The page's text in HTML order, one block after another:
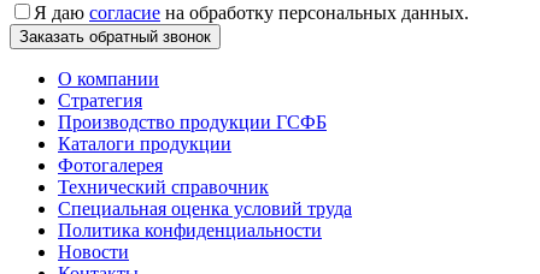
Я даю согласие на обработку персональных данных.
О компании
Стратегия
Производство продукции ГСФБ
Каталоги продукции
Фотогалерея
Технический справочник
Специальная оценка условий труда
Политика конфиденциальности
Новости